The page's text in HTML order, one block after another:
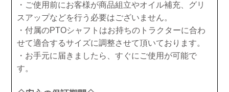
・ご使用前にお客様が商品組立やオイル補充、グリ
スアップなどを行う必要はございません。
・付属のPTOシャフトはお持ちのトラクターに合わ
せて適合するサイズに調整させて頂いております。
・お手元に届きましたら、すぐにご使用が可能で
す。